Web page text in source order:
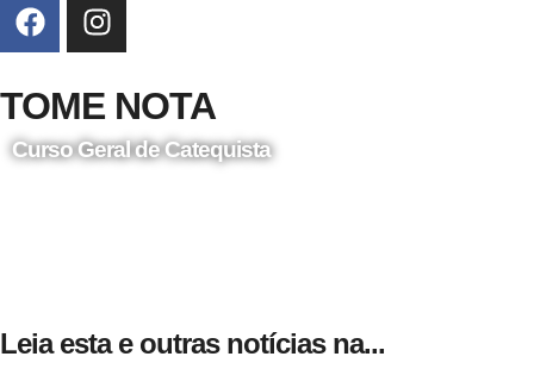
TOME NOTA
Curso Geral de Catequista
Leia esta e outras notícias na...